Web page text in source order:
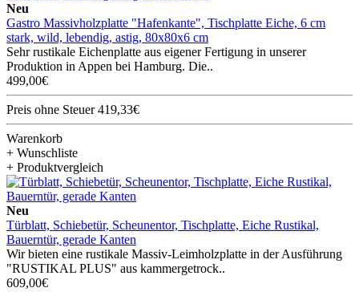
Neu
Gastro Massivholzplatte "Hafenkante", Tischplatte Eiche, 6 cm
stark, wild, lebendig, astig, 80x80x6 cm
Sehr rustikale Eichenplatte aus eigener Fertigung in unserer
Produktion in Appen bei Hamburg. Die..
499,00€
Preis ohne Steuer 419,33€
Warenkorb
+ Wunschliste
+ Produktvergleich
Neu
Türblatt, Schiebetür, Scheunentor, Tischplatte, Eiche Rustikal,
Bauerntür, gerade Kanten
Wir bieten eine rustikale Massiv-Leimholzplatte in der Ausführung
"RUSTIKAL PLUS" aus kammergetrock..
609,00€